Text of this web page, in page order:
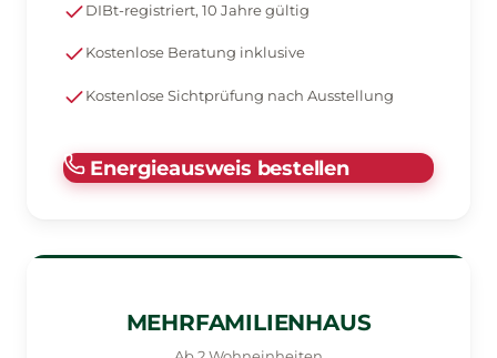
DIBt-registriert, 10 Jahre gültig
Kostenlose Beratung inklusive
Kostenlose Sichtprüfung nach Ausstellung
Energieausweis bestellen
MEHRFAMILIENHAUS